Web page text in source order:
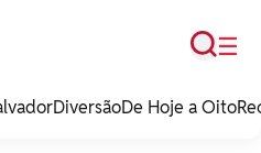
☰
Busca
DiversãoDe Hoje a Oito